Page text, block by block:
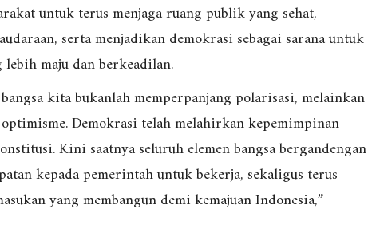
untuk terus menjaga ruang publik yang sehat,
serta menjadikan demokrasi sebagai sarana untuk
maju dan berkeadilan.
kita bukanlah memperpanjang polarisasi, melainkan
Demokrasi telah melahirkan kepemimpinan
Kini saatnya seluruh elemen bangsa bergandengan
kepada pemerintah untuk bekerja, sekaligus terus
yang membangun demi kemajuan Indonesia,”